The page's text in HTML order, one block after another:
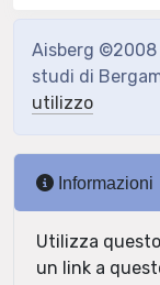
Aisberg ©2008
studi di
utilizzo
Informazioni
Utilizza
un link a